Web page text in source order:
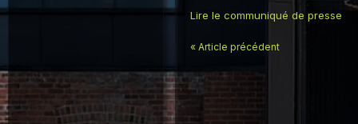
Lire le communiqué de presse
« Article précédent